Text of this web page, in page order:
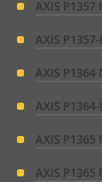
AXIS
AXIS
AXIS
AXIS
AXIS
AXIS